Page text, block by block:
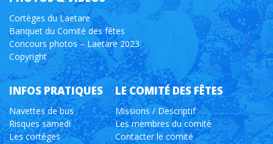
Cortèges du Laetare
Banquet du Comité des fêtes
Concours photos – Laetare 2023
Copyright
INFOS PRATIQUES
Navettes de bus
Risques samedi
Les cortèges
LE COMITÉ DES FÊTES
Missions / Descriptif
Les membres du comité
Contacter le comité